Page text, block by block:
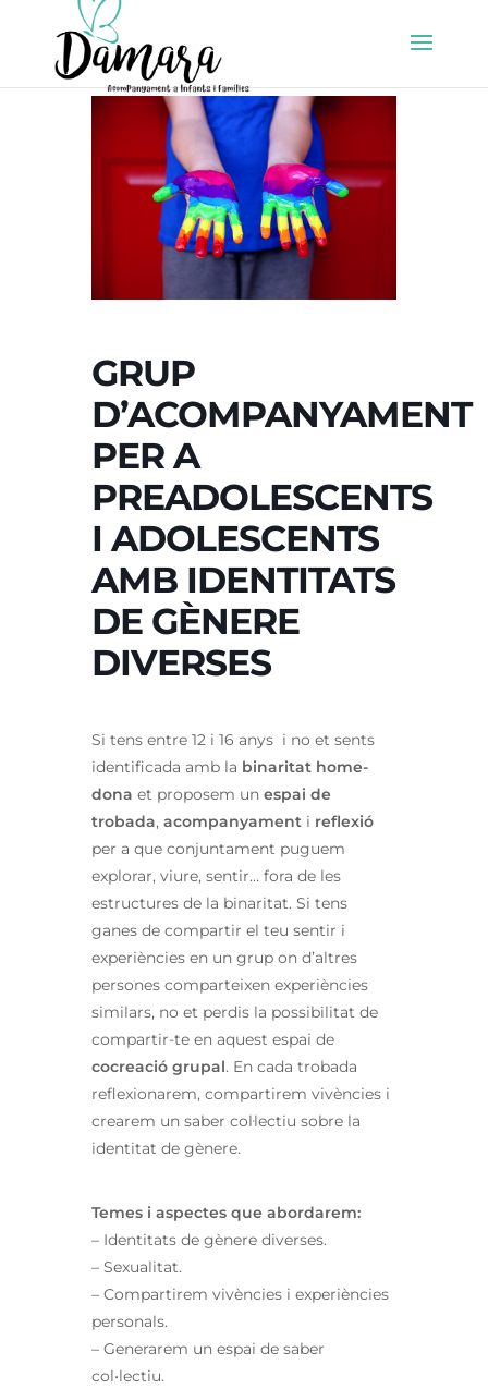
GRUP
D’ACOMPANYAMENT
PER A
PREADOLESCENTS
I ADOLESCENTS
AMB IDENTITATS
DE GÈNERE
DIVERSES
Si tens entre 12 i 16 anys i no et sents
identificada amb la binaritat home-
dona et proposem un espai de
trobada, acompanyament i reflexió
per a que conjuntament puguem
explorar, viure, sentir… fora de les
estructures de la binaritat. Si tens
ganes de compartir el teu sentir i
experiències en un grup on d’altres
persones comparteixen experiències
similars, no et perdis la possibilitat de
compartir-te en aquest espai de
cocreació grupal. En cada trobada
reflexionarem, compartirem vivències i
crearem un saber col·lectiu sobre la
identitat de gènere.
Temes i aspectes que abordarem:
– Identitats de gènere diverses.
– Sexualitat.
– Compartirem vivències i experiències
personals.
– Generarem un espai de saber
col•lectiu.